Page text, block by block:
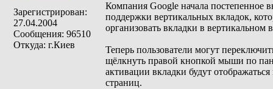
Зарегистрирован:
27.04.2004
Сообщения: 96510
Откуда: г.Киев
Компания Google начала постепенное
поддержки вертикальных вкладок,
организовать вкладки в вертикальном
Теперь пользователи могут
щёлкнуть правой кнопкой мыши по
активации вкладки будут
страниц.